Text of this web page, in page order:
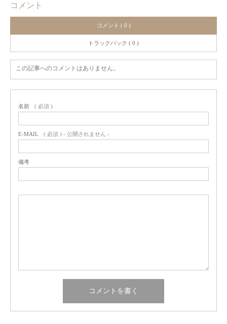
コメント
コメント ( 0 )
トラックバック ( 0 )
この記事へのコメントはありません。
名前 ( 必須 )
E-MAIL ( 必須 ) - 公開されません -
備考